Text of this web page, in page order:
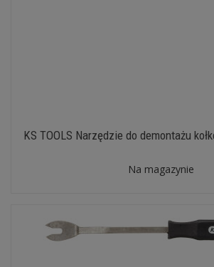
KS TOOLS Narzędzie do demontażu
Na magazynie